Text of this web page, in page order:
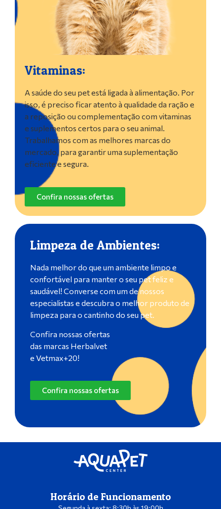
Vitaminas:
A saúde do seu pet está ligada à alimentação. Por
isso, é preciso ficar atento à qualidade da ração e
a reposição ou complementação com vitaminas
e suplementos certos para o seu animal.
Trabalhamos com as melhores marcas do
mercado, para garantir uma suplementação
eficiente e segura.
Confira nossas ofertas
Limpeza de Ambientes:
Nada melhor do que um ambiente limpo e
confortável para manter o seu pet feliz e
saudável! Converse com um de nossos
especialistas e descubra o melhor produto de
limpeza para o cantinho do seu pet.
Confira nossas ofertas
das marcas Herbalvet
e Vetmax+20!
Confira nossas ofertas
Horário de Funcionamento